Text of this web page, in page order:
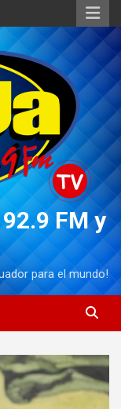
FM y
para el mundo!